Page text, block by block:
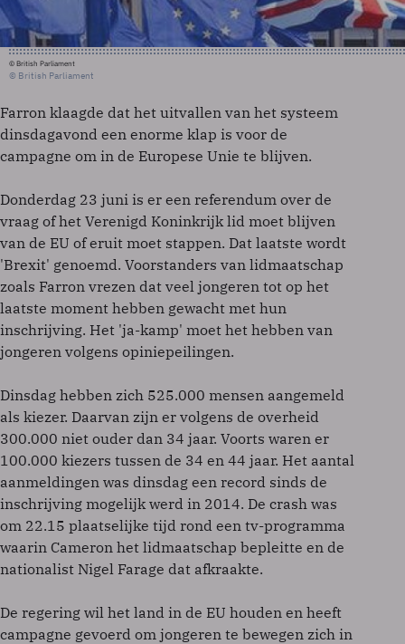
© British Parliament
© British Parliament
Farron klaagde dat het uitvallen van het systeem
dinsdagavond een enorme klap is voor de
campagne om in de Europese Unie te blijven.
Donderdag 23 juni is er een referendum over de
vraag of het Verenigd Koninkrijk lid moet blijven
van de EU of eruit moet stappen. Dat laatste wordt
'Brexit' genoemd. Voorstanders van lidmaatschap
zoals Farron vrezen dat veel jongeren tot op het
laatste moment hebben gewacht met hun
inschrijving. Het 'ja-kamp' moet het hebben van
jongeren volgens opiniepeilingen.
Dinsdag hebben zich 525.000 mensen aangemeld
als kiezer. Daarvan zijn er volgens de overheid
300.000 niet ouder dan 34 jaar. Voorts waren er
100.000 kiezers tussen de 34 en 44 jaar. Het aantal
aanmeldingen was dinsdag een record sinds de
inschrijving mogelijk werd in 2014. De crash was
om 22.15 plaatselijke tijd rond een tv-programma
waarin Cameron het lidmaatschap bepleitte en de
nationalist Nigel Farage dat afkraakte.
De regering wil het land in de EU houden en heeft
campagne gevoerd om jongeren te bewegen zich in